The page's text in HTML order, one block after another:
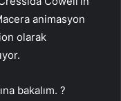
animasyon
olarak
bakalım. ?